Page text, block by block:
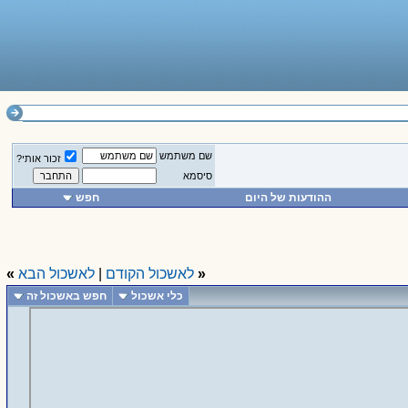
שם משתמש
זכור אותי?
סיסמא
ההודעות של היום חפש
« לאשכול הקודם לאשכול הבא »
כלי אשכול חפש באשכול זה